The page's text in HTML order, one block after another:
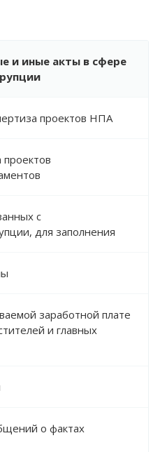
и иные акты в сфере
проектов НПА
проектов
с
для заполнения
заработной плате
и главных
о фактах